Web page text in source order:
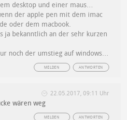
desktop und einer maus…
der apple pen mit dem imac
oder dem macbook.
ja bekanntlich an der sehr kurzen
noch der umstieg auf windows…
ANTWORTEN
MELDEN
22.05.2017, 09:11 Uhr
wären weg
ANTWORTEN
MELDEN